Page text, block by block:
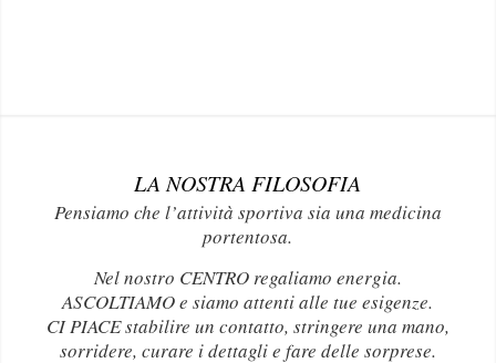
LA NOSTRA FILOSOFIA
Pensiamo che l’attività sportiva sia una medicina
portentosa.
Nel nostro CENTRO regaliamo energia.
ASCOLTIAMO e siamo attenti alle tue esigenze.
CI PIACE stabilire un contatto, stringere una mano,
sorridere, curare i dettagli e fare delle sorprese.